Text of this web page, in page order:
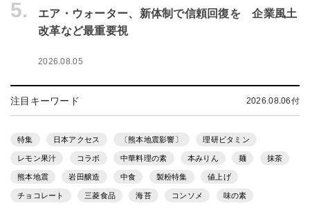
5.
エア・ウォーター、新体制で信頼回復を 企業風土
改革など最重要視
2026.08.05
注目キーワード 2026.08.06付
特集 日本アクセス 〔熊本地震影響〕 理研ビタミン
レモン果汁 コラボ 中華料理の素 本みりん 麺 抹茶
熊本地震 岩田醸造 中食 製粉特集 値上げ
チョコレート 三菱食品 海苔 コンソメ 味の素